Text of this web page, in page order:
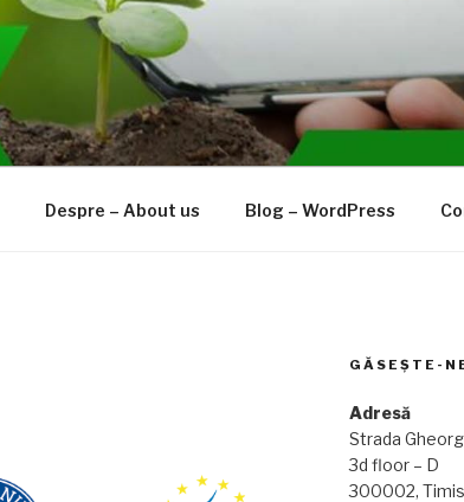
Despre – About us Blog – WordPress
GĂSEȘTE-
Adresă
Strada
3d floor – D
300002,